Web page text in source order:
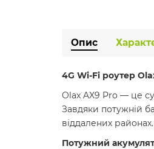
Опис
4G Wi-Fi роутер
Olax AX9 Pro — це
Завдяки потужній
віддалених районах.
Потужний